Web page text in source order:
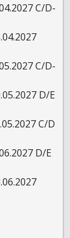
C/D-
C/D-
D/E
C/D
D/E